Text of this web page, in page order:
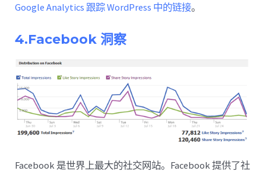
Google Analytics 跟踪 WordPress 中的链接。
4.Facebook 洞察
Facebook 是世界上最大的社交网站。Facebook 提供了社